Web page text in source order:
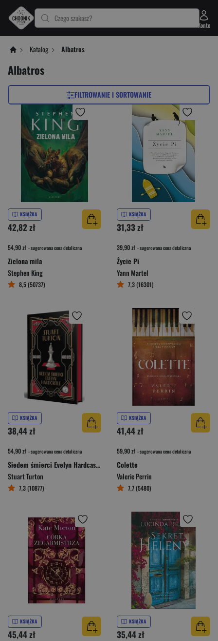
Czego szukasz?
Konto
Katalog Albatros
Albatros
FILTROWANIE I SORTOWANIE
KSIĄŻKA
42,82 zł
54,90 zł - sugerowana cena detaliczna
Zielona mila
Stephen King
8,5 (50737)
KSIĄŻKA
31,33 zł
39,90 zł - sugerowana cena detaliczna
Życie Pi
Yann Martel
7,3 (16301)
KSIĄŻKA
38,44 zł
54,90 zł - sugerowana cena detaliczna
Siedem śmierci Evelyn Hardcastle
Stuart Turton
7,3 (10877)
KSIĄŻKA
41,44 zł
59,90 zł - sugerowana cena detaliczna
Colette
Valerie Perrin
7,7 (5480)
KSIĄŻKA
45,44 zł
KSIĄŻKA
35,44 zł